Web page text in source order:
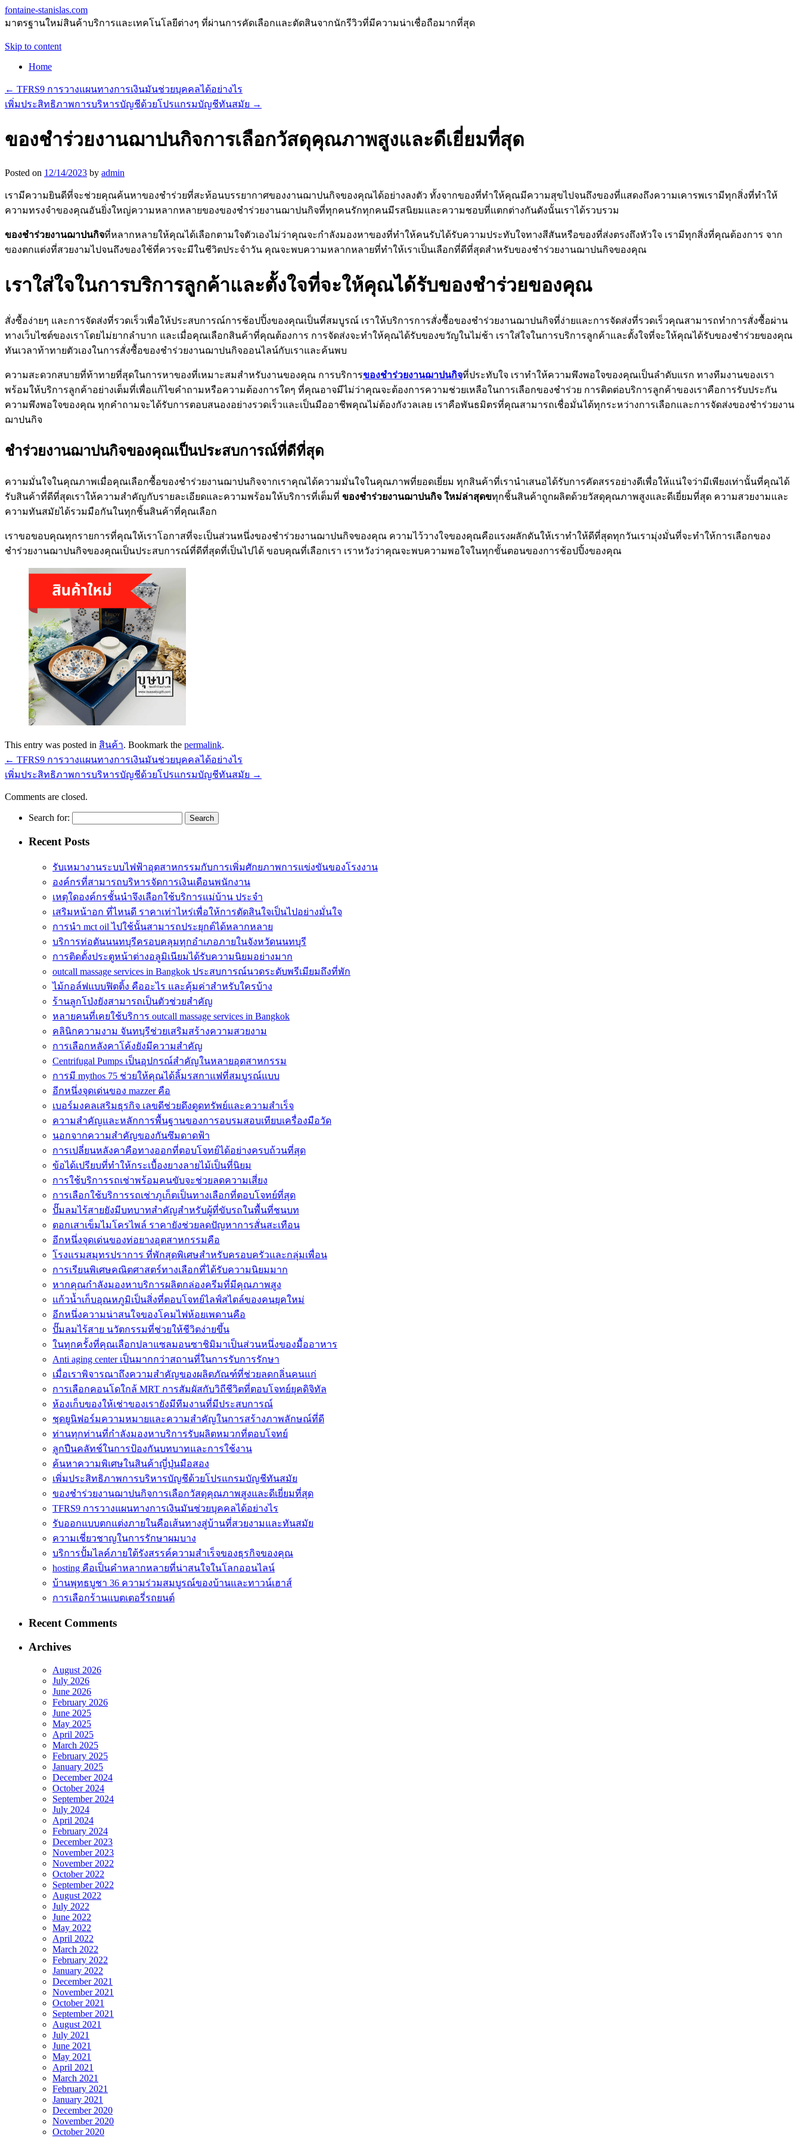
fontaine-stanislas.com
มาตรฐานใหม่สินค้าบริการและเทคโนโลยีต่างๆ ที่ผ่านการคัดเลือกและตัดสินจากนักรีวิวที่มีความน่าเชื่อถือมากที่สุด
Skip to content
Home
← TFRS9 การวางแผนทางการเงินมันช่วยบุคคลได้อย่างไร
เพิ่มประสิทธิภาพการบริหารบัญชีด้วยโปรแกรมบัญชีทันสมัย →
ของชำร่วยงานฌาปนกิจการเลือกวัสดุคุณภาพสูงและดีเยี่ยมที่สุด
Posted on 12/14/2023 by admin
เรามีความยินดีที่จะช่วยคุณค้นหาของชำร่วยที่สะท้อนบรรยากาศของงานฌาปนกิจของคุณได้อย่างลงตัว ทั้งจากของที่ทำให้คุณมีความสุขไปจนถึงของที่แสดงถึงความเคารพเรามีทุกสิ่งที่ทำให้
ความทรงจำของคุณอันยิ่งใหญ่ความหลากหลายของของชำร่วยงานฌาปนกิจที่ทุกคนรักทุกคนมีรสนิยมและความชอบที่แตกต่างกันดังนั้นเราได้รวบรวม
ของชำร่วยงานฌาปนกิจที่หลากหลายให้คุณได้เลือกตามใจตัวเองไม่ว่าคุณจะกำลังมองหาของที่ทำให้คนรับได้รับความประทับใจทางสีสันหรือของที่ส่งตรงถึงหัวใจ เรามีทุกสิ่งที่คุณต้องการ จาก
ของตกแต่งที่สวยงามไปจนถึงของใช้ที่ควรจะมีในชีวิตประจำวัน คุณจะพบความหลากหลายที่ทำให้เราเป็นเลือกที่ดีที่สุดสำหรับของชำร่วยงานฌาปนกิจของคุณ
เราใส่ใจในการบริการลูกค้าและตั้งใจที่จะให้คุณได้รับของชำร่วยของคุณ
สั่งซื้อง่ายๆ และการจัดส่งที่รวดเร็วเพื่อให้ประสบการณ์การช้อปปิ้งของคุณเป็นที่สมบูรณ์ เราให้บริการการสั่งซื้อของชำร่วยงานฌาปนกิจที่ง่ายและการจัดส่งที่รวดเร็วคุณสามารถทำการสั่งซื้อผ่าน
ทางเว็บไซต์ของเราโดยไม่ยากลำบาก และเมื่อคุณเลือกสินค้าที่คุณต้องการ การจัดส่งจะทำให้คุณได้รับของขวัญในไม่ช้า เราใส่ใจในการบริการลูกค้าและตั้งใจที่จะให้คุณได้รับของชำร่วยของคุณ
ทันเวลาท้าทายตัวเองในการสั่งซื้อของชำร่วยงานฌาปนกิจออนไลน์กับเราและค้นพบ
ความสะดวกสบายที่ท้าทายที่สุดในการหาของที่เหมาะสมสำหรับงานของคุณ การบริการของชำร่วยงานฌาปนกิจที่ประทับใจ เราทำให้ความพึงพอใจของคุณเป็นลำดับแรก ทางทีมงานของเรา
พร้อมให้บริการลูกค้าอย่างเต็มที่เพื่อแก้ไขคำถามหรือความต้องการใดๆ ที่คุณอาจมีไม่ว่าคุณจะต้องการความช่วยเหลือในการเลือกของชำร่วย การติดต่อบริการลูกค้าของเราคือการรับประกัน
ความพึงพอใจของคุณ ทุกคำถามจะได้รับการตอบสนองอย่างรวดเร็วและเป็นมืออาชีพคุณไม่ต้องกังวลเลย เราคือพันธมิตรที่คุณสามารถเชื่อมั่นได้ทุกระหว่างการเลือกและการจัดส่งของชำร่วยงาน
ฌาปนกิจ
ชำร่วยงานฌาปนกิจของคุณเป็นประสบการณ์ที่ดีที่สุด
ความมั่นใจในคุณภาพเมื่อคุณเลือกซื้อของชำร่วยงานฌาปนกิจจากเราคุณได้ความมั่นใจในคุณภาพที่ยอดเยี่ยม ทุกสินค้าที่เรานำเสนอได้รับการคัดสรรอย่างดีเพื่อให้แน่ใจว่ามีเพียงเท่านั้นที่คุณได้
รับสินค้าที่ดีที่สุดเราให้ความสำคัญกับรายละเอียดและความพร้อมให้บริการที่เต็มที่ ของชำร่วยงานฌาปนกิจ ใหม่ล่าสุดขทุกชิ้นสินค้าถูกผลิตด้วยวัสดุคุณภาพสูงและดีเยี่ยมที่สุด ความสวยงามและ
ความทันสมัยได้รวมมือกันในทุกชิ้นสินค้าที่คุณเลือก
เราขอขอบคุณทุกรายการที่คุณให้เราโอกาสที่จะเป็นส่วนหนึ่งของชำร่วยงานฌาปนกิจของคุณ ความไว้วางใจของคุณคือแรงผลักดันให้เราทำให้ดีที่สุดทุกวันเรามุ่งมั่นที่จะทำให้การเลือกของ
ชำร่วยงานฌาปนกิจของคุณเป็นประสบการณ์ที่ดีที่สุดที่เป็นไปได้ ขอบคุณที่เลือกเรา เราหวังว่าคุณจะพบความพอใจในทุกขั้นตอนของการช้อปปิ้งของคุณ
This entry was posted in สินค้า. Bookmark the permalink.
← TFRS9 การวางแผนทางการเงินมันช่วยบุคคลได้อย่างไร
เพิ่มประสิทธิภาพการบริหารบัญชีด้วยโปรแกรมบัญชีทันสมัย →
Comments are closed.
Search for:
Recent Posts
รับเหมางานระบบไฟฟ้าอุตสาหกรรมกับการเพิ่มศักยภาพการแข่งขันของโรงงาน
องค์กรที่สามารถบริหารจัดการเงินเดือนพนักงาน
เหตุใดองค์กรชั้นนำจึงเลือกใช้บริการแม่บ้าน ประจำ
เสริมหน้าอก ที่ไหนดี ราคาเท่าไหร่เพื่อให้การตัดสินใจเป็นไปอย่างมั่นใจ
การนำ mct oil ไปใช้นั้นสามารถประยุกต์ได้หลากหลาย
บริการท่อตันนนทบุรีครอบคลุมทุกอำเภอภายในจังหวัดนนทบุรี
การติดตั้งประตูหน้าต่างอลูมิเนียมได้รับความนิยมอย่างมาก
outcall massage services in Bangkok ประสบการณ์นวดระดับพรีเมียมถึงที่พัก
ไม้กอล์ฟแบบฟิตติ้ง คืออะไร และคุ้มค่าสำหรับใครบ้าง
ร้านลูกโป่งยังสามารถเป็นตัวช่วยสำคัญ
หลายคนที่เคยใช้บริการ outcall massage services in Bangkok
คลินิกความงาม จันทบุรีช่วยเสริมสร้างความสวยงาม
การเลือกหลังคาโค้งยังมีความสำคัญ
Centrifugal Pumps เป็นอุปกรณ์สำคัญในหลายอุตสาหกรรม
การมี mythos 75 ช่วยให้คุณได้ลิ้มรสกาแฟที่สมบูรณ์แบบ
อีกหนึ่งจุดเด่นของ mazzer คือ
เบอร์มงคลเสริมธุรกิจ เลขดีช่วยดึงดูดทรัพย์และความสำเร็จ
ความสำคัญและหลักการพื้นฐานของการอบรมสอบเทียบเครื่องมือวัด
นอกจากความสำคัญของกันซึมดาดฟ้า
การเปลี่ยนหลังคาคือทางออกที่ตอบโจทย์ได้อย่างครบถ้วนที่สุด
ข้อได้เปรียบที่ทำให้กระเบื้องยางลายไม้เป็นที่นิยม
การใช้บริการรถเช่าพร้อมคนขับจะช่วยลดความเสี่ยง
การเลือกใช้บริการรถเช่าภูเก็ตเป็นทางเลือกที่ตอบโจทย์ที่สุด
ปั๊มลมไร้สายยังมีบทบาทสำคัญสำหรับผู้ที่ขับรถในพื้นที่ชนบท
ตอกเสาเข็มไมโครไพล์ ราคายังช่วยลดปัญหาการสั่นสะเทือน
อีกหนึ่งจุดเด่นของท่อยางอุตสาหกรรมคือ
โรงแรมสมุทรปราการ ที่พักสุดพิเศษสำหรับครอบครัวและกลุ่มเพื่อน
การเรียนพิเศษคณิตศาสตร์ทางเลือกที่ได้รับความนิยมมาก
หากคุณกำลังมองหาบริการผลิตกล่องครีมที่มีคุณภาพสูง
แก้วน้ำเก็บอุณหภูมิเป็นสิ่งที่ตอบโจทย์ไลฟ์สไตล์ของคนยุคใหม่
อีกหนึ่งความน่าสนใจของโคมไฟห้อยเพดานคือ
ปั๊มลมไร้สาย นวัตกรรมที่ช่วยให้ชีวิตง่ายขึ้น
ในทุกครั้งที่คุณเลือกปลาแซลมอนซาชิมิมาเป็นส่วนหนึ่งของมื้ออาหาร
Anti aging center เป็นมากกว่าสถานที่ในการรับการรักษา
เมื่อเราพิจารณาถึงความสำคัญของผลิตภัณฑ์ที่ช่วยลดกลิ่นคนแก่
การเลือกคอนโดใกล้ MRT การสัมผัสกับวิถีชีวิตที่ตอบโจทย์ยุคดิจิทัล
ห้องเก็บของให้เช่าของเรายังมีทีมงานที่มีประสบการณ์
ชุดยูนิฟอร์มความหมายและความสำคัญในการสร้างภาพลักษณ์ที่ดี
ท่านทุกท่านที่กำลังมองหาบริการรับผลิตหมวกที่ตอบโจทย์
ลูกปืนคลัทช์ในการป้องกันบทบาทและการใช้งาน
ค้นหาความพิเศษในสินค้าญี่ปุ่นมือสอง
เพิ่มประสิทธิภาพการบริหารบัญชีด้วยโปรแกรมบัญชีทันสมัย
ของชำร่วยงานฌาปนกิจการเลือกวัสดุคุณภาพสูงและดีเยี่ยมที่สุด
TFRS9 การวางแผนทางการเงินมันช่วยบุคคลได้อย่างไร
รับออกแบบตกแต่งภายในคือเส้นทางสู่บ้านที่สวยงามและทันสมัย
ความเชี่ยวชาญในการรักษาผมบาง
บริการปั้มไลค์ภายใต้รังสรรค์ความสำเร็จของธุรกิจของคุณ
hosting คือเป็นคำหลากหลายที่น่าสนใจในโลกออนไลน์
บ้านพุทธบูชา 36 ความร่วมสมบูรณ์ของบ้านและทาวน์เฮาส์
การเลือกร้านแบตเตอรี่รถยนต์
Recent Comments
Archives
August 2026
July 2026
June 2026
February 2026
June 2025
May 2025
April 2025
March 2025
February 2025
January 2025
December 2024
October 2024
September 2024
July 2024
April 2024
February 2024
December 2023
November 2023
November 2022
October 2022
September 2022
August 2022
July 2022
June 2022
May 2022
April 2022
March 2022
February 2022
January 2022
December 2021
November 2021
October 2021
September 2021
August 2021
July 2021
June 2021
May 2021
April 2021
March 2021
February 2021
January 2021
December 2020
November 2020
October 2020